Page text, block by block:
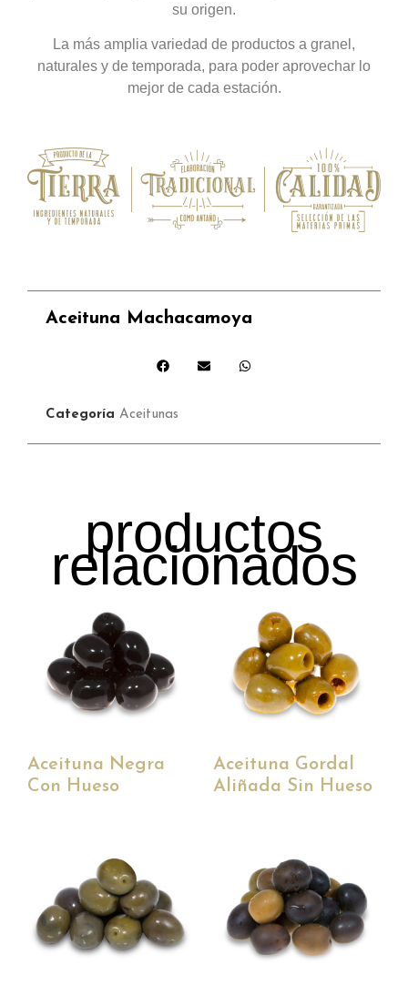
su origen.
La más amplia variedad de productos a granel,
naturales y de temporada, para poder aprovechar lo
mejor de cada estación.
Aceituna Machacamoya
Categoría Aceitunas
productos
relacionados
Aceituna Negra
Con Hueso
Aceituna Gordal
Aliñada Sin Hueso